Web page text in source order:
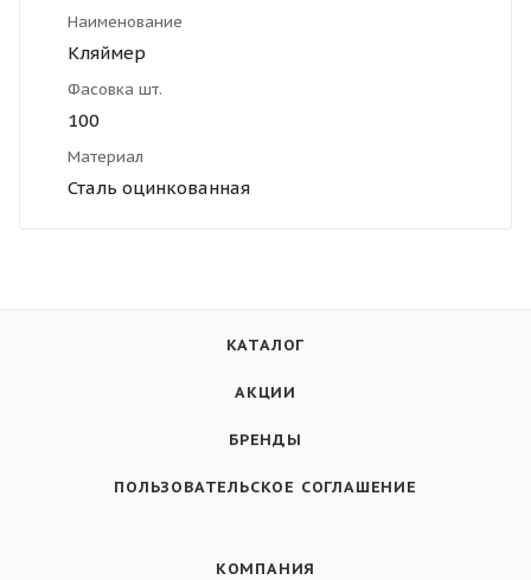
Наименование
Кляймер
Фасовка шт.
100
Материал
Сталь оцинкованная
КАТАЛОГ
АКЦИИ
БРЕНДЫ
ПОЛЬЗОВАТЕЛЬСКОЕ СОГЛАШЕНИЕ
КОМПАНИЯ